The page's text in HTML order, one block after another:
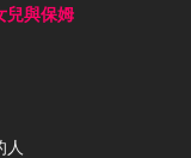
兒與保姆
人